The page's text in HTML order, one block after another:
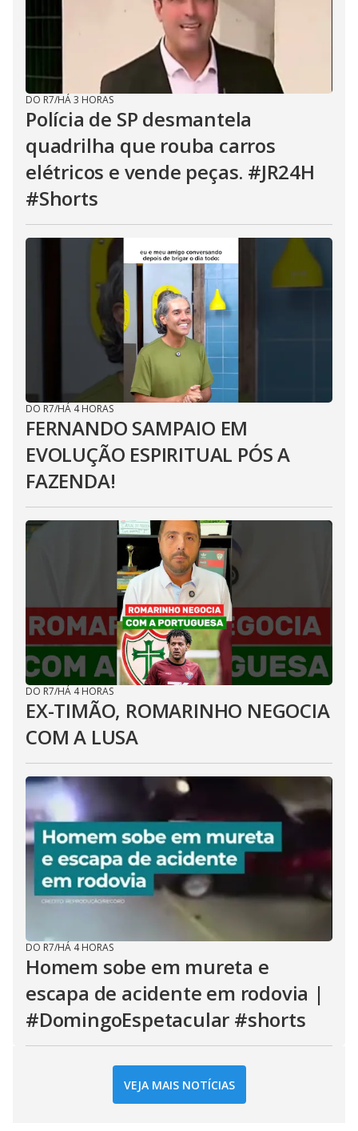
DO R7/HÁ 3 HORAS
Polícia de SP desmantela
quadrilha que rouba carros
elétricos e vende peças. #JR24H
#Shorts
DO R7/HÁ 4 HORAS
FERNANDO SAMPAIO EM
EVOLUÇÃO ESPIRITUAL PÓS A
FAZENDA!
DO R7/HÁ 4 HORAS
EX-TIMÃO, ROMARINHO NEGOCIA
COM A LUSA
DO R7/HÁ 4 HORAS
Homem sobe em mureta e
escapa de acidente em rodovia |
#DomingoEspetacular #shorts
VEJA MAIS NOTÍCIAS